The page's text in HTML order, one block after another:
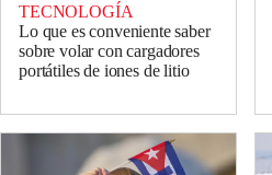
TECNOLOGÍA
Lo que es conveniente saber
sobre volar con cargadores
portátiles de iones de litio